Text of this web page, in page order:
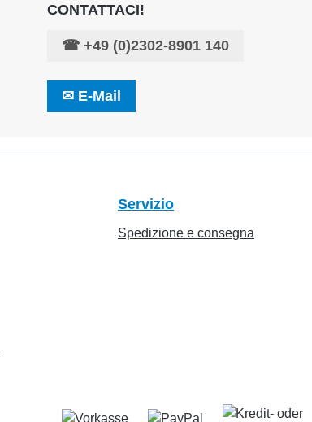
CONTATTACI!
☎ +49 (0)2302-8901 140
✉ E-Mail
Servizio
Spedizione e consegna